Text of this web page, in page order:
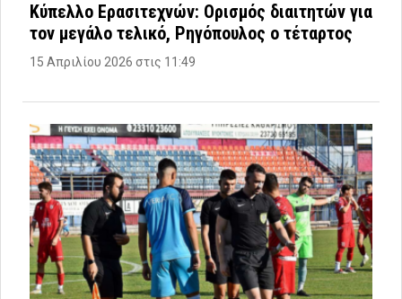
Κύπελλο Ερασιτεχνών: Ορισμός διαιτητών για
τον μεγάλο τελικό, Ρηγόπουλος ο τέταρτος
15 Απριλίου 2026 στις 11:49